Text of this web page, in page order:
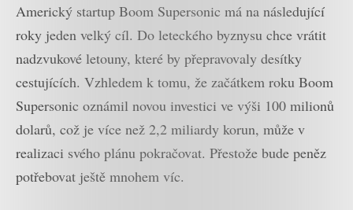
Americký startup Boom Supersonic má na následující
roky jeden velký cíl. Do leteckého byznysu chce vrátit
nadzvukové letouny, které by přepravovaly desítky
cestujících. Vzhledem k tomu, že začátkem roku Boom
Supersonic oznámil novou investici ve výši 100 milionů
dolarů, což je více než 2,2 miliardy korun, může v
realizaci svého plánu pokračovat. Přestože bude peněz
potřebovat ještě mnohem víc.